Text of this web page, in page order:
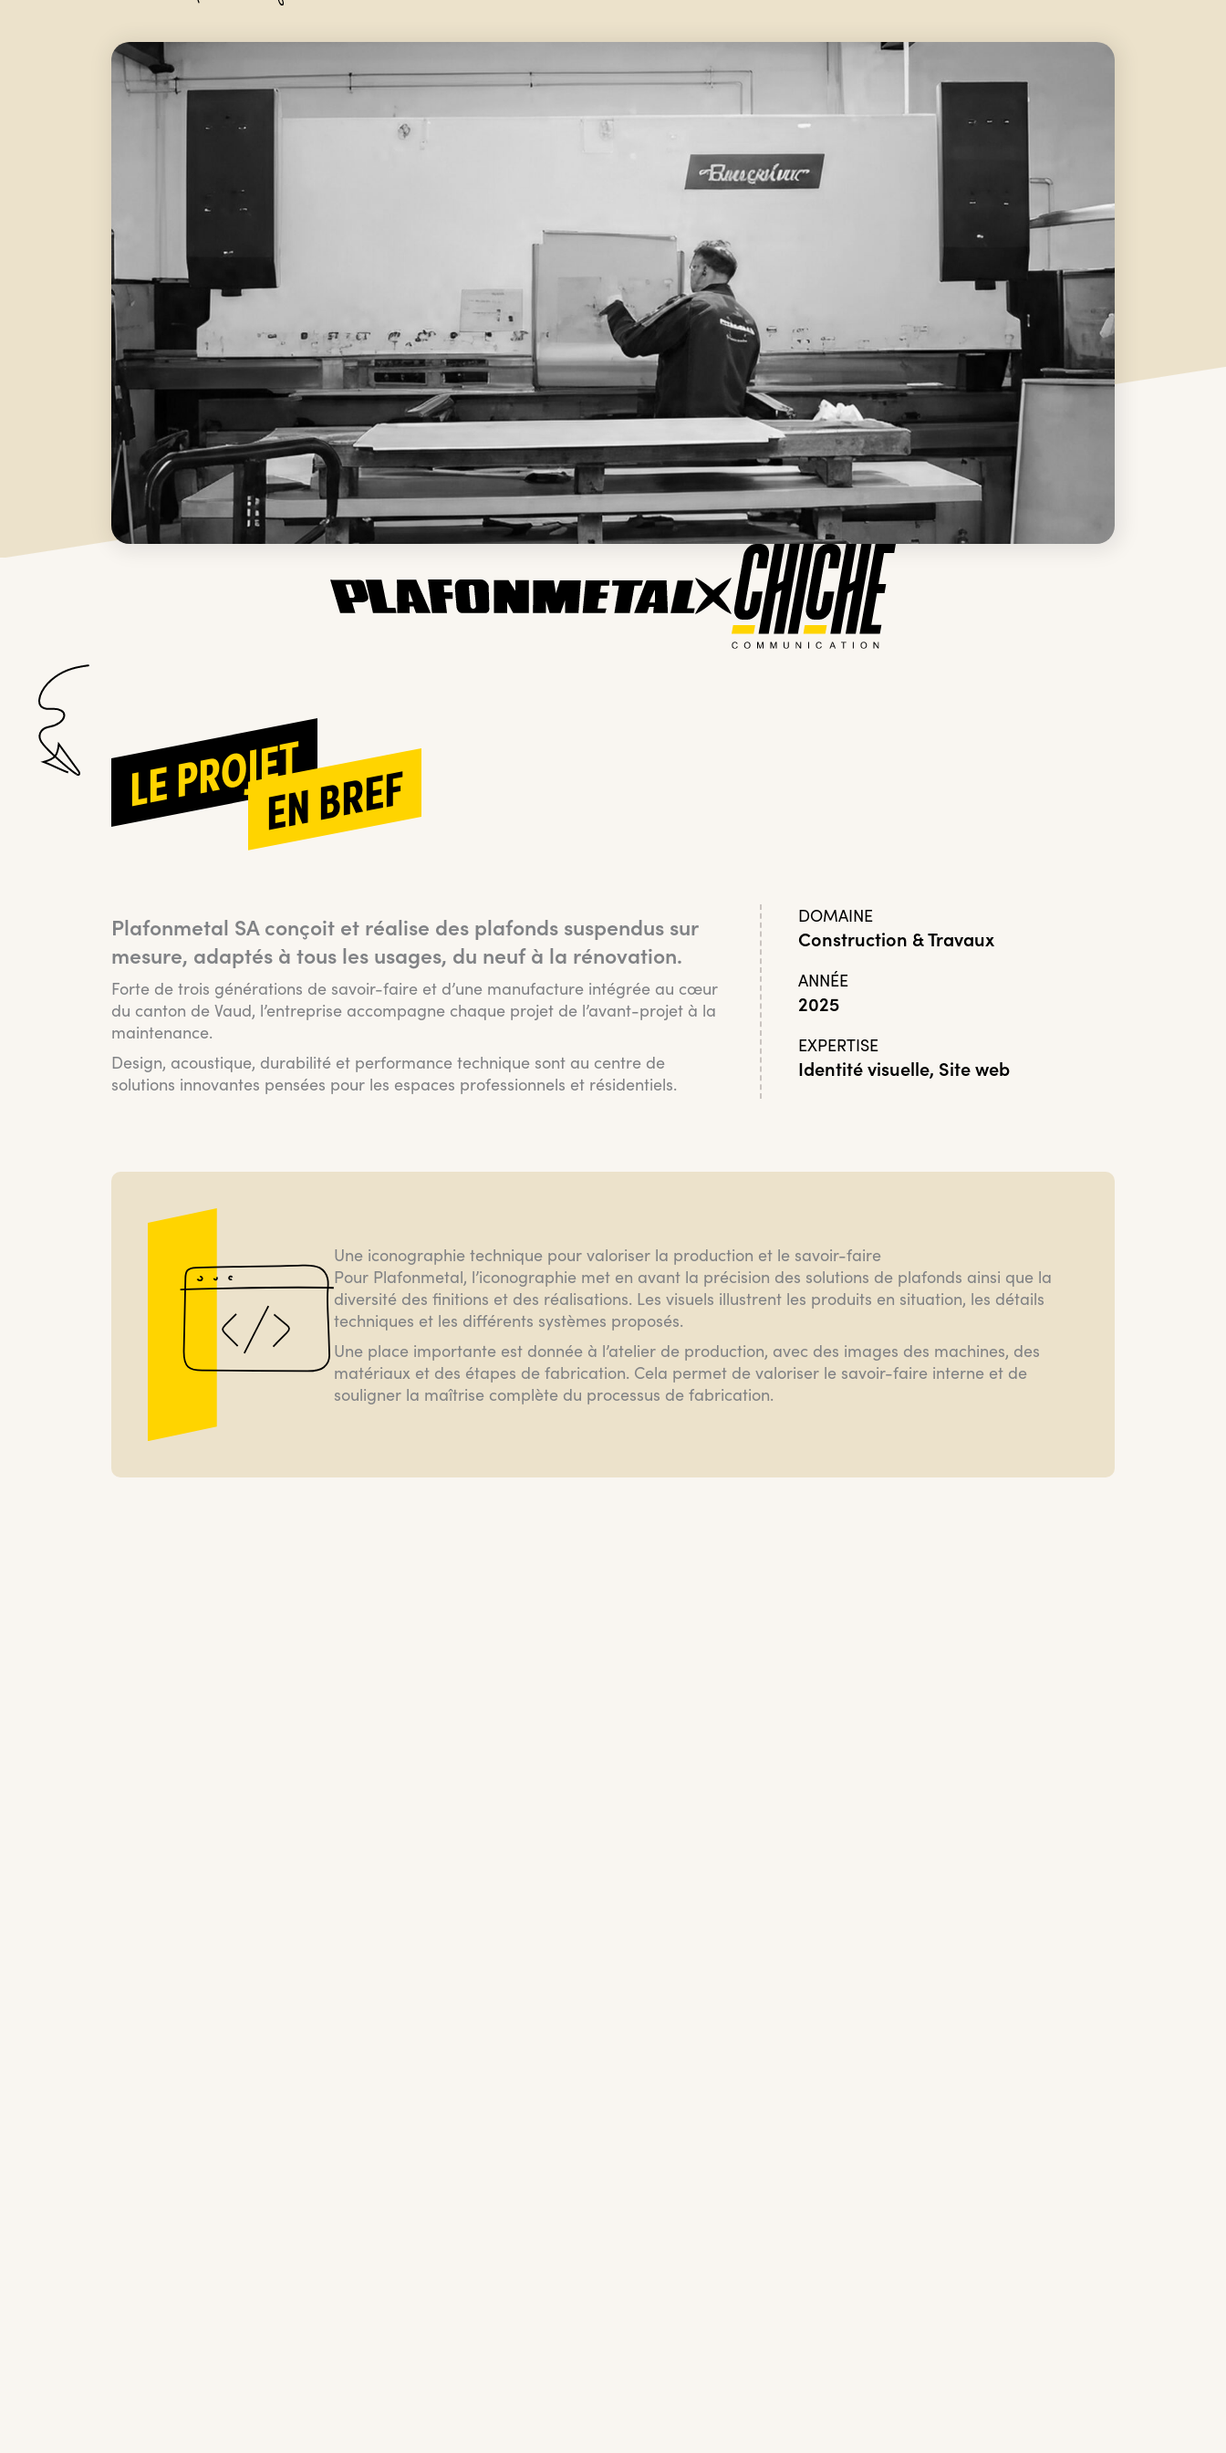
LE PROJETEN BREF
Plafonmetal SA conçoit et réalise des plafonds suspendus sur
mesure, adaptés à tous les usages, du neuf à la rénovation.
Forte de trois générations de savoir-faire et d’une manufacture intégrée au cœur
du canton de Vaud, l’entreprise accompagne chaque projet de l’avant-projet à la
maintenance.
Design, acoustique, durabilité et performance technique sont au centre de
solutions innovantes pensées pour les espaces professionnels et résidentiels.
DOMAINE
Construction & Travaux
ANNÉE
2025
EXPERTISE
Identité visuelle, Site web
Une iconographie technique pour valoriser la production et le savoir-faire
Pour Plafonmetal, l’iconographie met en avant la précision des solutions de plafonds ainsi que la
diversité des finitions et des réalisations. Les visuels illustrent les produits en situation, les détails
techniques et les différents systèmes proposés.
Une place importante est donnée à l’atelier de production, avec des images des machines, des
matériaux et des étapes de fabrication. Cela permet de valoriser le savoir-faire interne et de
souligner la maîtrise complète du processus de fabrication.